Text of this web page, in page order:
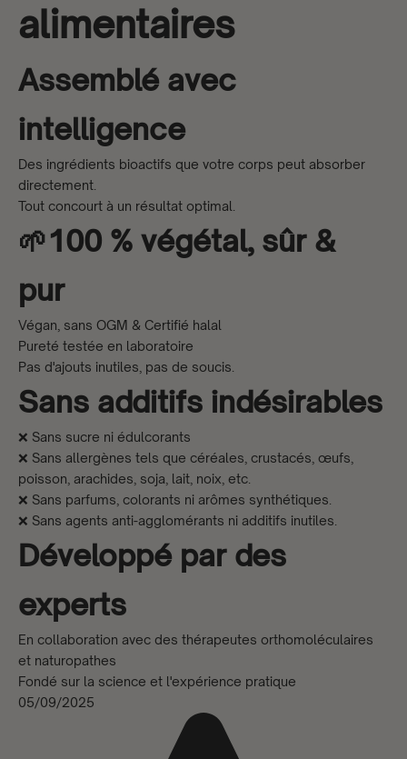
alimentaires
Assemblé avec
intelligence
Des ingrédients bioactifs que votre corps peut absorber
directement.
Tout concourt à un résultat optimal.
🌱100 % végétal, sûr &
pur
Végan, sans OGM & Certifié halal
Pureté testée en laboratoire
Pas d'ajouts inutiles, pas de soucis.
Sans additifs indésirables
❌ Sans sucre ni édulcorants
❌ Sans allergènes tels que céréales, crustacés, œufs,
poisson, arachides, soja, lait, noix, etc.
❌ Sans parfums, colorants ni arômes synthétiques.
❌ Sans agents anti-agglomérants ni additifs inutiles.
Développé par des
experts
En collaboration avec des thérapeutes orthomoléculaires
et naturopathes
Fondé sur la science et l'expérience pratique
05/09/2025